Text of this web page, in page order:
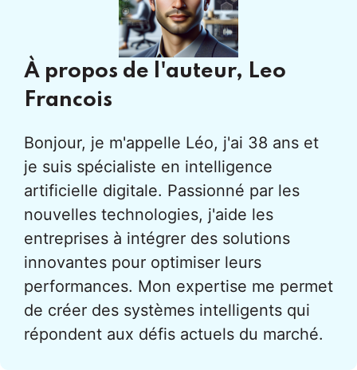
À propos de l'auteur, Leo
Francois
Bonjour, je m'appelle Léo, j'ai 38 ans et
je suis spécialiste en intelligence
artificielle digitale. Passionné par les
nouvelles technologies, j'aide les
entreprises à intégrer des solutions
innovantes pour optimiser leurs
performances. Mon expertise me permet
de créer des systèmes intelligents qui
répondent aux défis actuels du marché.